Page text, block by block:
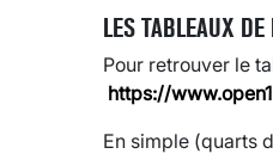
LES TABLEAUX DE
Pour retrouver le
https://
En simple (quarts